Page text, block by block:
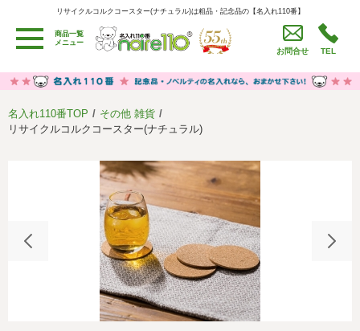
リサイクルコルクコースター(ナチュラル)は粗品・記念品の【名入れ110番】
リサイクルコルクコースター(ナチュラル)は粗品・記念品の【名入れ110番】
商品一覧
メニュー
お問合せ TEL
用途別カテゴリ
卒園・卒業記念品
労働組合・設立記念・周年記念
うちわ・扇子・ファン
イベント・パーティーグッズ
セール品グッズ
名入れについて
社会貢献活動 特定商取引法に基づく表記
著作権と推奨環境について プライバシーポリシー
採用情報
名入れ110番TOP
その他 雑貨
リサイクルコルクコースター(ナチュラル)